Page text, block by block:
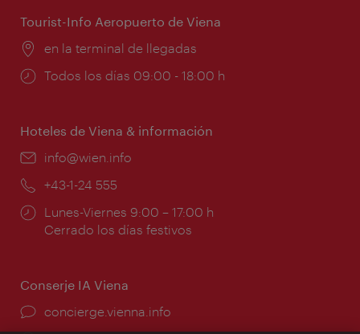
Tourist-Info Aeropuerto de Viena
Lugar:
en la terminal de llegadas
Horarios
Todos los días 09:00 - 18:00 h
Hoteles de Viena & información
e-
info@wien.info
Teléfono:
+43-1-24 555
Horarios
de
Lunes-Viernes 9:00 – 17:00 h
Cerrado los días festivos
Conserje IA Viena
concierge.vienna.info